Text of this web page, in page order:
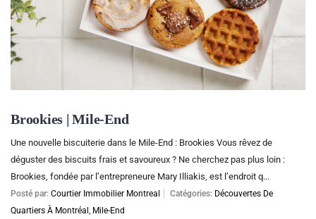
Brookies | Mile-End
Une nouvelle biscuiterie dans le Mile-End : Brookies Vous rêvez de
déguster des biscuits frais et savoureux ? Ne cherchez pas plus loin :
Brookies, fondée par l’entrepreneure Mary Illiakis, est l’endroit q...
Posté par: Courtier Immobilier Montreal Catégories: Découvertes De
Quartiers À Montréal , Mile-End